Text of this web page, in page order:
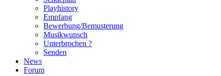
Playhistory
Empfang
Bewerbung/Bemusterung
Musikwunsch
Unterbrochen ?
Senden
News
Forum